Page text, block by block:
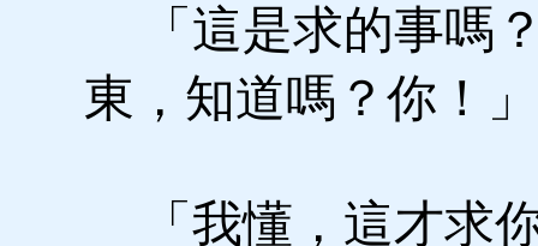
「這是求的事嗎
東，知道嗎？你！
「我懂，這才求